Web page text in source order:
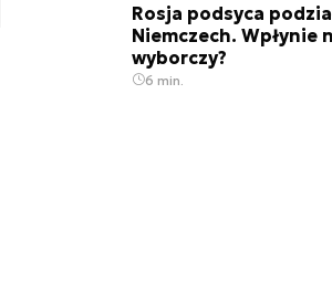
Rosja podsyca
Niemczech. Wpłynie
wyborczy?
6 min.